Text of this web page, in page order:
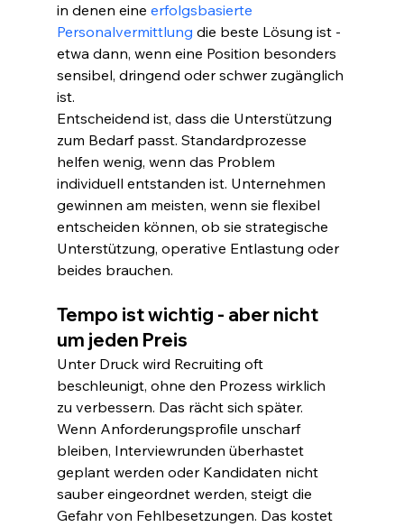
in denen eine erfolgsbasierte
Personalvermittlung die beste Lösung ist -
etwa dann, wenn eine Position besonders
sensibel, dringend oder schwer zugänglich
ist.
Entscheidend ist, dass die Unterstützung
zum Bedarf passt. Standardprozesse
helfen wenig, wenn das Problem
individuell entstanden ist. Unternehmen
gewinnen am meisten, wenn sie flexibel
entscheiden können, ob sie strategische
Unterstützung, operative Entlastung oder
beides brauchen.
Tempo ist wichtig - aber nicht
um jeden Preis
Unter Druck wird Recruiting oft
beschleunigt, ohne den Prozess wirklich
zu verbessern. Das rächt sich später.
Wenn Anforderungsprofile unscharf
bleiben, Interviewrunden überhastet
geplant werden oder Kandidaten nicht
sauber eingeordnet werden, steigt die
Gefahr von Fehlbesetzungen. Das kostet